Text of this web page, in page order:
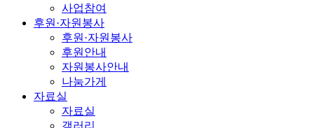
사업참여
후원·자원봉사
후원·자원봉사
후원안내
자원봉사안내
나눔가게
자료실
자료실
갤러리